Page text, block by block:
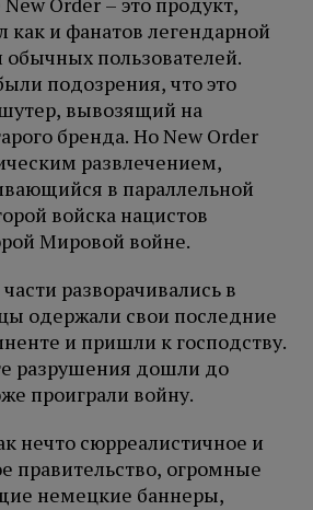
как и фанатов легендарной
пользователей.
подозрения, что это
вывозящий на
бренда. Но New Order
развлечением,
в параллельной
войска нацистов
Мировой войне.
разворачивались в
одержали свои последние
и пришли к господству.
разрушения дошли до
проиграли войну.
нечто сюрреалистичное и
правительство, огромные
немецкие баннеры,